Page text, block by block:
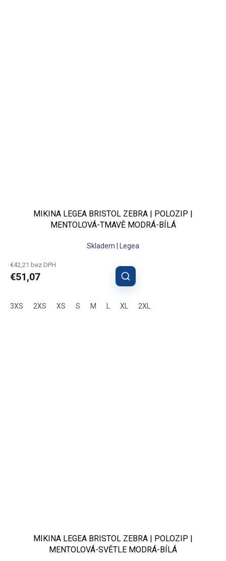
MIKINA LEGEA BRISTOL ZEBRA | POLOZIP |
MENTOLOVÁ-TMAVĚ MODRÁ-BÍLÁ
Skladem | Legea
€42,21 bez DPH
€51,07
3XS 2XS XS S M XL 2XL
MIKINA LEGEA BRISTOL ZEBRA | POLOZIP |
MENTOLOVÁ-SVĚTLE MODRÁ-BÍLÁ